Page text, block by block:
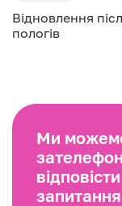
Відновлення
пологів
Ми
запитання